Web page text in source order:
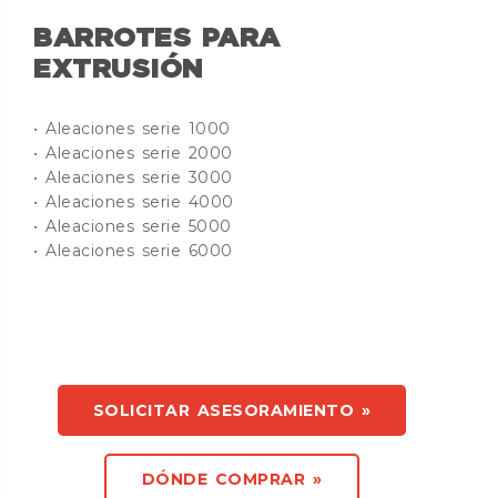
BARROTES PARA
EXTRUSIÓN
• Aleaciones serie 1000
• Aleaciones serie 2000
• Aleaciones serie 3000
• Aleaciones serie 4000
• Aleaciones serie 5000
• Aleaciones serie 6000
SOLICITAR ASESORAMIENTO »
DÓNDE COMPRAR »